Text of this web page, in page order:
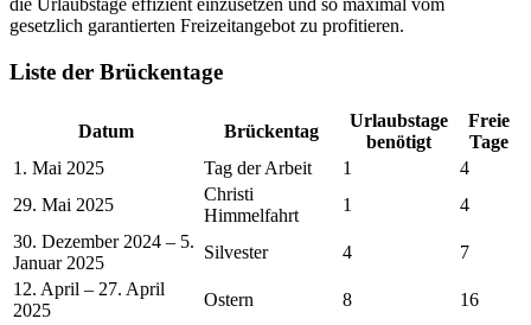
die Urlaubstage effizient einzusetzen und so maximal vom
gesetzlich garantierten Freizeitangebot zu profitieren.
Liste der Brückentage
Datum Brückentag
Urlaubstage
benötigt
Freie
Tage
1. Mai 2025
Tag der Arbeit 1
4
29. Mai 2025
Christi
Himmelfahrt
1
4
30. Dezember 2024 – 5.
Januar 2025
Silvester 4
7
12. April – 27. April
2025
Ostern 8 16